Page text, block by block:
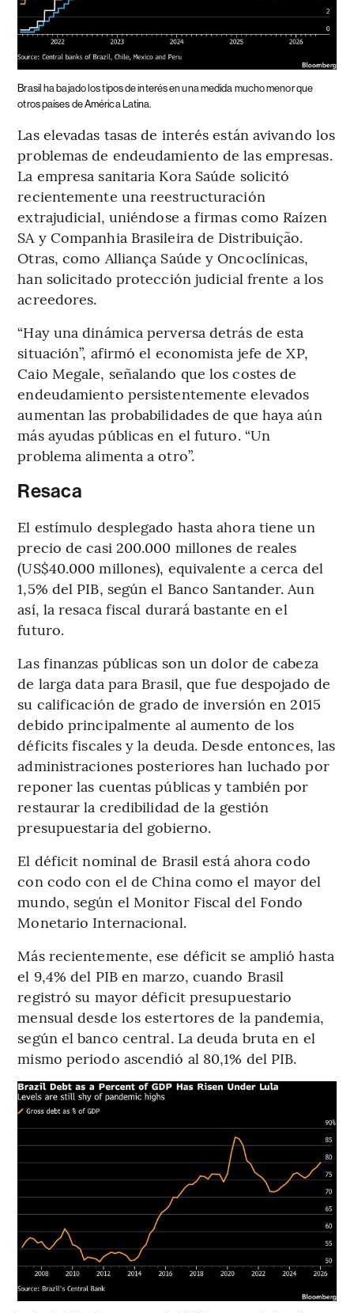
Brasil ha bajado los tipos de interés en una medida mucho menor que
otros países de América Latina.
Las elevadas tasas de interés están avivando los
problemas de endeudamiento de las empresas.
La empresa sanitaria Kora Saúde solicitó
recientemente una reestructuración
extrajudicial, uniéndose a firmas como Raízen
SA y Companhia Brasileira de Distribuição.
Otras, como Alliança Saúde y Oncoclínicas,
han solicitado protección judicial frente a los
acreedores.
“Hay una dinámica perversa detrás de esta
situación”, afirmó el economista jefe de XP,
Caio Megale, señalando que los costes de
endeudamiento persistentemente elevados
aumentan las probabilidades de que haya aún
más ayudas públicas en el futuro. “Un
problema alimenta a otro”.
Resaca
El estímulo desplegado hasta ahora tiene un
precio de casi 200.000 millones de reales
(US$40.000 millones), equivalente a cerca del
1,5% del PIB, según el Banco Santander. Aun
así, la resaca fiscal durará bastante en el
futuro.
Las finanzas públicas son un dolor de cabeza
de larga data para Brasil, que fue despojado de
su calificación de grado de inversión en 2015
debido principalmente al aumento de los
déficits fiscales y la deuda. Desde entonces, las
administraciones posteriores han luchado por
reponer las cuentas públicas y también por
restaurar la credibilidad de la gestión
presupuestaria del gobierno.
El déficit nominal de Brasil está ahora codo
con codo con el de China como el mayor del
mundo, según el Monitor Fiscal del Fondo
Monetario Internacional.
Más recientemente, ese déficit se amplió hasta
el 9,4% del PIB en marzo, cuando Brasil
registró su mayor déficit presupuestario
mensual desde los estertores de la pandemia,
según el banco central. La deuda bruta en el
mismo periodo ascendió al 80,1% del PIB.